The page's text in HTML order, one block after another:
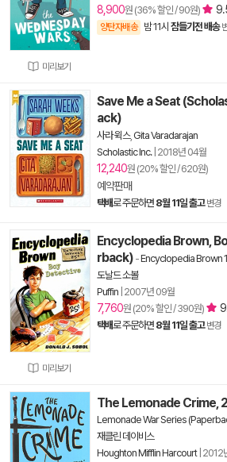
미리보기
8,900원 (36% 할인 / 90원)
양탄자배송 밤 11시 잠들기전 배송
Save Me a Seat
ack)
사라 윅스, Gita Varadarajan
Scholastic Inc.| 2018년 04월
12,240원 (20% 할인 / 620원)
예약판매
택배로 주문하면 8월 11일 출고 변경
미리보기
Encyclopedia Brown,
rback) -Encyclopedia Brown
도날드 소볼
Puffin 2007년 09월
7,760원 (20% 할인 / 390원)
택배로 주문하면 8월 11일 출고 변경
The Lemonade Crime,
Lemonade War Series
재클린 데이비스
Houghton Mifflin Harcourt| 2012